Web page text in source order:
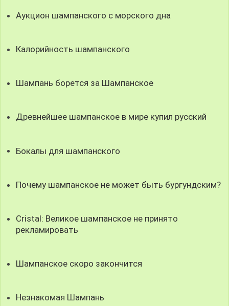
Аукцион шампанского с морского дна
Калорийность шампанского
Шампань борется за Шампанское
Древнейшее шампанское в мире купил русский
Бокалы для шампанского
Почему шампанское не может быть бургундским?
Cristal: Великое шампанское не принято
рекламировать
Шампанское скоро закончится
Незнакомая Шампань